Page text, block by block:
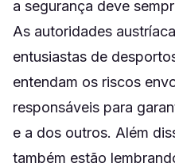
a segurança deve
As autoridades
entusiastas de
entendam os riscos
responsáveis ​​para
e a dos outros. Além
também estão